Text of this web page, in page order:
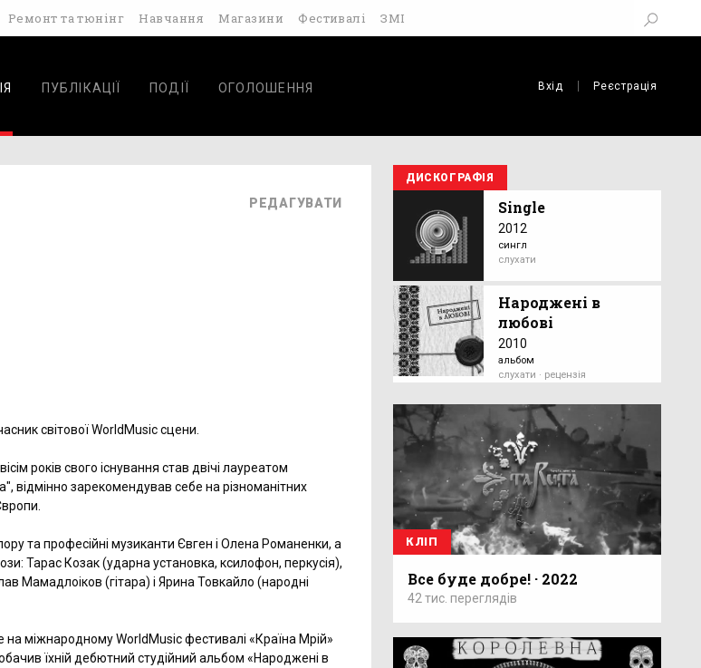
Ремонт та тюнінг Навчання Магазини Фестивалі ЗМІ
ПУБЛІКАЦІЇ ПОДІЇ ОГОЛОШЕННЯ Вхід Реєстрація
РЕДАГУВАТИ
світової WorldMusic сцени.
років свого існування став двічі лауреатом
відмінно зарекомендував себе на різноманітних
та професійні музиканти Євген і Олена Романенки, а
Тарас Козак (ударна установка, ксилофон, перкусія),
Мамадлоіков (гітара) і Ярина Товкайло (народні
міжнародному WorldMusic фестивалі «Країна Мрій»
їхній дебютний студійний альбом «Народжені в
ДИСКОГРАФІЯ
Single
2012
сингл
слухати
Народжені в
любові
2010
альбом
слухати · рецензія
КЛІП
Все буде добре! · 2022
42 тис. переглядів